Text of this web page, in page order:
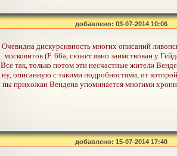
добавлено: 03-07-2014 10:06
Очевидна дискурсивность многих описаний
московитов (F. 66a, сюжет явно заимствован у
Все так, только потом эти несчастные жители
ну, описанную с такими подробностями, от
пы прихожан Вендена упоминается многими
добавлено: 15-07-2014 17:40